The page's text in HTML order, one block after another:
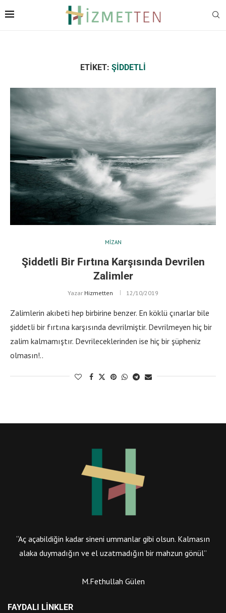
ETIKET: ŞIDDETLI
MIZAN
Şiddetli Bir Fırtına Karşısında Devrilen
Zalimler
Yazar Hizmetten 12/10/2019
Zalimlerin akıbeti hep birbirine benzer. En köklü çınarlar bile
şiddetli bir fırtına karşısında devrilmiştir. Devrilmeyen hiç bir
zalim kalmamıştır. Devrileceklerinden ise hiç bir şüpheniz
olmasın!..
“Aç açabildiğin kadar sineni ummanlar gibi olsun. Kalmasın
alaka duymadığın ve el uzatmadığın bir mahzun gönül”
M.Fethullah Gülen
FAYDALI LINKLER